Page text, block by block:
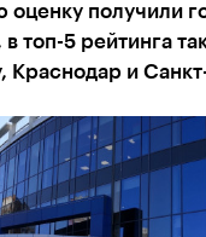
получили
в топ-5 рейтинга
Краснодар и